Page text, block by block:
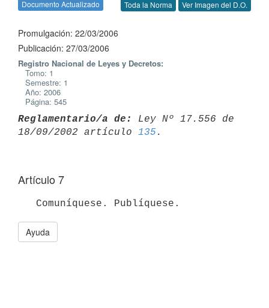
Documento Actualizado Toda la Norma Ver Imagen del D.O.
Promulgación: 22/03/2006
Publicación: 27/03/2006
Registro Nacional de Leyes y Decretos:
Tomo: 1
Semestre: 1
Año: 2006
Página: 545
Reglamentario/a de:
Ley Nº 17.556 de
18/09/2002 artículo 135
Artículo 7
Ayuda